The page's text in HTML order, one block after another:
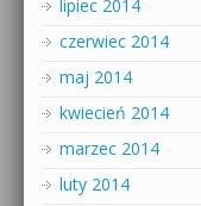
lipiec 2014
czerwiec 2014
maj 2014
kwiecień 2014
marzec 2014
luty 2014